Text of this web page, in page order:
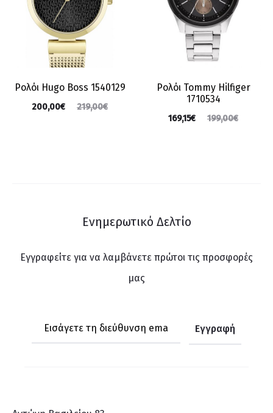
Ρολόι Hugo Boss 1540129
219,00€
200,00€
Ρολόι Tommy Hilfiger
1710534
199,00€
169,15€
Ενημερωτικό Δελτίο
Εγγραφείτε για να λαμβάνετε πρώτοι τις προσφορές
μας